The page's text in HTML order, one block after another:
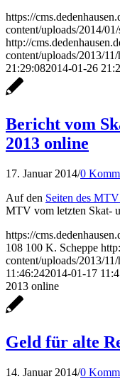
https://
content/uploads/2014/
http://
content/uploads/2013/
21:29:082014-01-26
Bericht vom
2013 online
17. Januar 2014/0
Auf den Seiten des MTV
MTV vom letzten Skat-
https://
108 100 K. Scheppe
content/uploads/2013/
11:46:242014-01-17
2013 online
Geld für alte
14. Januar 2014/0